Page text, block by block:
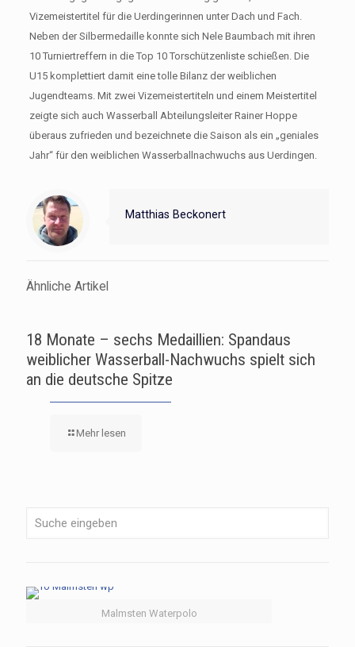
Vizemeistertitel für die Uerdingerinnen unter Dach und Fach.
Neben der Silbermedaille konnte sich Nele Baumbach mit ihren
10 Turniertreffern in die Top 10 Torschützenliste schießen. Die
U15 komplettiert damit eine tolle Bilanz der weiblichen
Jugendteams. Mit zwei Vizemeistertiteln und einem Meistertitel
zeigte sich auch Wasserball Abteilungsleiter Rainer Hoppe
überaus zufrieden und bezeichnete die Saison als ein „geniales
Jahr“ für den weiblichen Wasserballnachwuchs aus Uerdingen.
Matthias Beckonert
Ähnliche Artikel
18 Monate – sechs Medaillien: Spandaus
weiblicher Wasserball-Nachwuchs spielt sich
an die deutsche Spitze
Mehr lesen
Malmsten Waterpolo